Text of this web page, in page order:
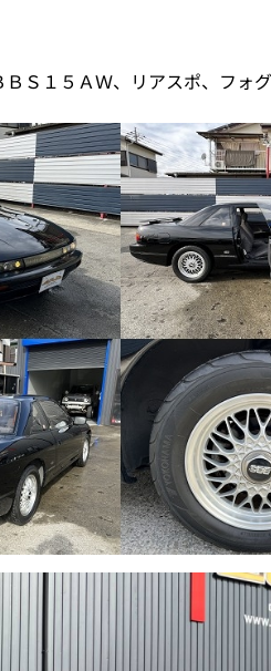
Ｓ１５ＡＷ、リアスポ、フォ